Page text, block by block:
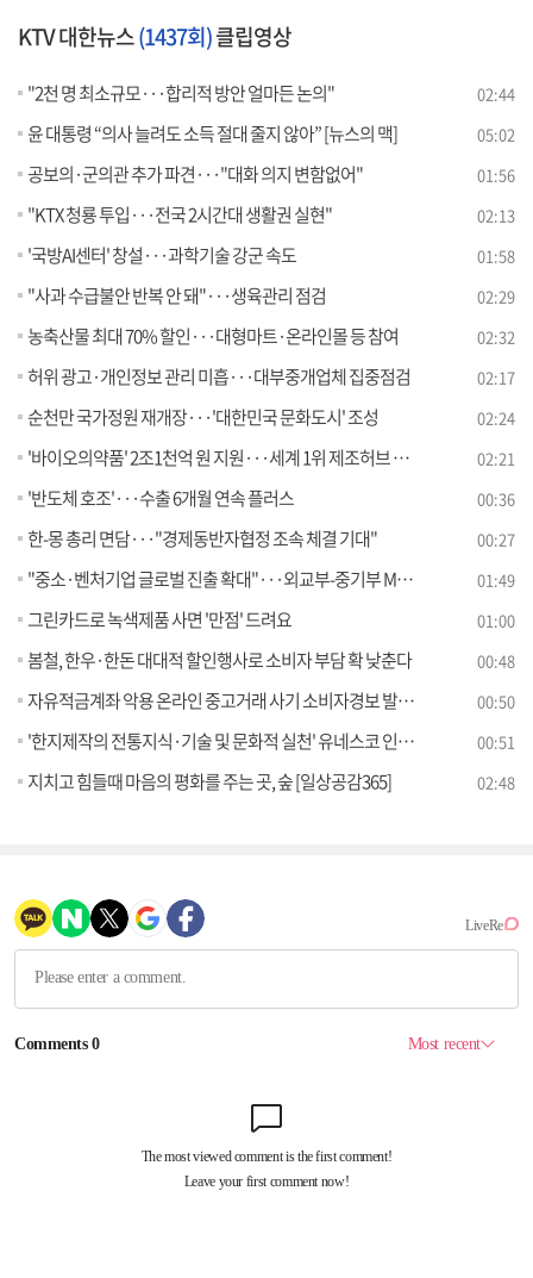
KTV 대한뉴스(1437회)클립영상
"2천 명 최소규모···합리적 방안 얼마든 논의" 02:44
윤 대통령 “의사 늘려도 소득 절대 줄지 않아” [뉴스의 맥] 05:02
공보의·군의관 추가 파견···"대화 의지 변함없어" 01:56
"KTX 청룡 투입···전국 2시간대 생활권 실현" 02:13
'국방AI센터' 창설···과학기술 강군 속도 01:58
"사과 수급불안 반복 안 돼"···생육관리 점검 02:29
농축산물 최대 70% 할인···대형마트·온라인몰 등 참여 02:32
허위 광고·개인정보 관리 미흡···대부중개업체 집중점검 02:17
순천만 국가정원 재개장···'대한민국 문화도시' 조성 02:24
'바이오의약품' 2조1천억 원 지원···세계 1위 제조허브 도약 02:21
'반도체 호조'···수출 6개월 연속 플러스 00:36
한-몽 총리 면담···"경제동반자협정 조속 체결 기대" 00:27
"중소·벤처기업 글로벌 진출 확대"···외교부-중기부 MOU 01:49
그린카드로 녹색제품 사면 '만점' 드려요 01:00
봄철, 한우·한돈 대대적 할인행사로 소비자 부담 확 낮춘다 00:48
자유적금계좌 악용 온라인 중고거래 사기 소비자경보 발령! 00:50
'한지제작의 전통지식·기술 및 문화적 실천' 유네스코 인류무형유산 대표목록 등재신청서 제출 00:51
지치고 힘들때 마음의 평화를 주는 곳, 숲 [일상공감365] 02:48